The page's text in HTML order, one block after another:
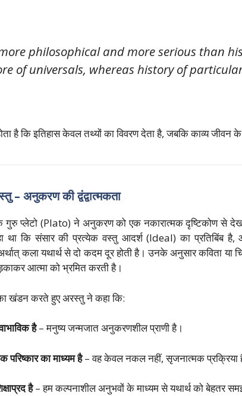
philosophical and more serious than
of universals, whereas history of
है कि इतिहास केवल तथ्यों का विवरण देता है, जबकि काव्य जीवन
– अनुकरण की द्वंद्वात्मकता
प्लेटो (Plato) ने अनुकरण को एक नकारात्मक दृष्टिकोण से
था कि संसार की प्रत्येक वस्तु आदर्श (Ideal) का प्रतिबिंब है,
कला यथार्थ से दो कदम दूर होती है। उनके अनुसार कविता
आत्मा को भ्रमित करती है।
खंडन करते हुए अरस्तु ने कहा कि:
है– मनुष्य जन्मजात अनुकरणशील प्राणी है।
परिष्कार का माध्यम है– वह केवल नकल नहीं, सृजनात्मक प्रक्रिया
है– हम कल्पनाशील अनुभवों के माध्यम से यथार्थ को बेहतर